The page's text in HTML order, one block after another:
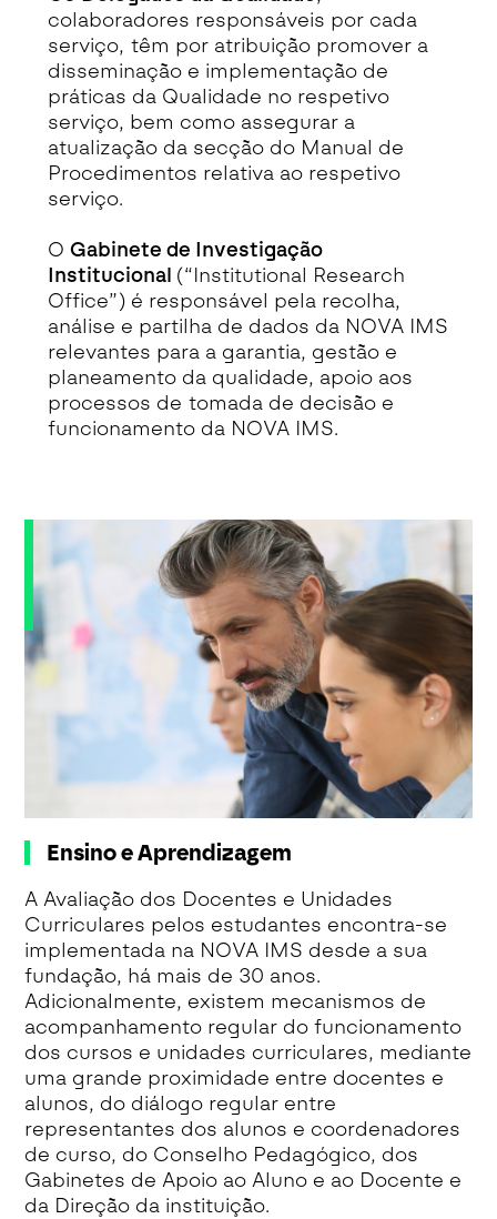
colaboradores responsáveis por cada
serviço, têm por atribuição promover a
disseminação e implementação de
práticas da Qualidade no respetivo
serviço, bem como assegurar a
atualização da secção do Manual de
Procedimentos relativa ao respetivo
serviço.
O Gabinete de Investigação
Institucional (“Institutional Research
Office”) é responsável pela recolha,
análise e partilha de dados da NOVA IMS
relevantes para a garantia, gestão e
planeamento da qualidade, apoio aos
processos de tomada de decisão e
funcionamento da NOVA IMS.
Ensino e Aprendizagem
A Avaliação dos Docentes e Unidades
Curriculares pelos estudantes encontra-se
implementada na NOVA IMS desde a sua
fundação, há mais de 30 anos.
Adicionalmente, existem mecanismos de
acompanhamento regular do funcionamento
dos cursos e unidades curriculares, mediante
uma grande proximidade entre docentes e
alunos, do diálogo regular entre
representantes dos alunos e coordenadores
de curso, do Conselho Pedagógico, dos
Gabinetes de Apoio ao Aluno e ao Docente e
da Direção da instituição.